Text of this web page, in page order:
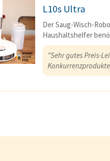
L10s Ultra
Der Saug-Wisch-
Haushaltshelfer
"Sehr gutes Preis-